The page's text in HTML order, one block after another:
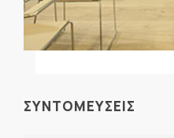
ΣΥΝΤΟΜΕΥΣΕΙΣ